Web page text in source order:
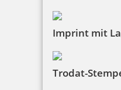
Imprint mit
Trodat-